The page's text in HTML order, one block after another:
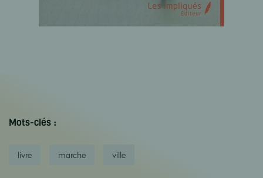
Mots-clés :
livre marche ville